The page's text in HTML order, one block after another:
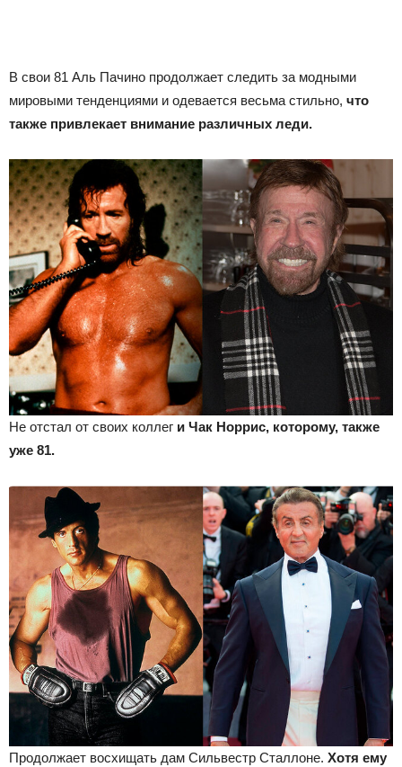
В свои 81 Аль Пачино продолжает следить за модными
мировыми тенденциями и одевается весьма стильно, что
также привлекает внимание различных леди.
Не отстал от своих коллег и Чак Норрис, которому, также
уже 81.
Продолжает восхищать дам Сильвестр Сталлоне. Хотя ему